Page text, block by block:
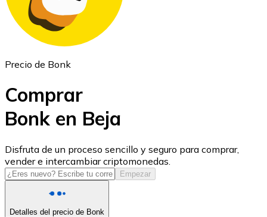
USD Coin
USDC
Precio de Bonk
Comprar
Bonk en Beja
Disfruta de un proceso sencillo y seguro para comprar,
vender e intercambiar criptomonedas.
Empezar
Detalles del precio de Bonk